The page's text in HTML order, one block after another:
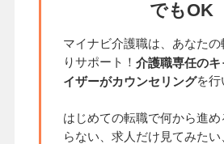
でもOK
マイナビ介護職は、あなた
りサポート！ 介護職専任の
イザーがカウンセリングを行
はじめての転職で何から進
らない、求人だけ見てみたい